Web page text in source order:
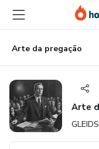
para
conteúdo
principal
para
pagamento
para
rodapé
Arte da pregação
Arte